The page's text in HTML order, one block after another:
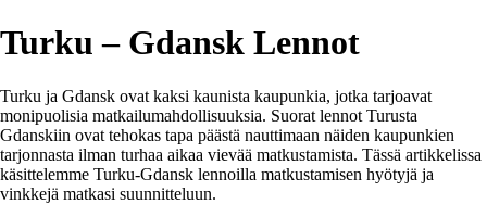
Turku – Gdansk Lennot
Turku ja Gdansk ovat kaksi kaunista kaupunkia, jotka tarjoavat
monipuolisia matkailumahdollisuuksia. Suorat lennot Turusta
Gdanskiin ovat tehokas tapa päästä nauttimaan näiden kaupunkien
tarjonnasta ilman turhaa aikaa vievää matkustamista. Tässä artikkelissa
käsittelemme Turku-Gdansk lennoilla matkustamisen hyötyjä ja
vinkkejä matkasi suunnitteluun.